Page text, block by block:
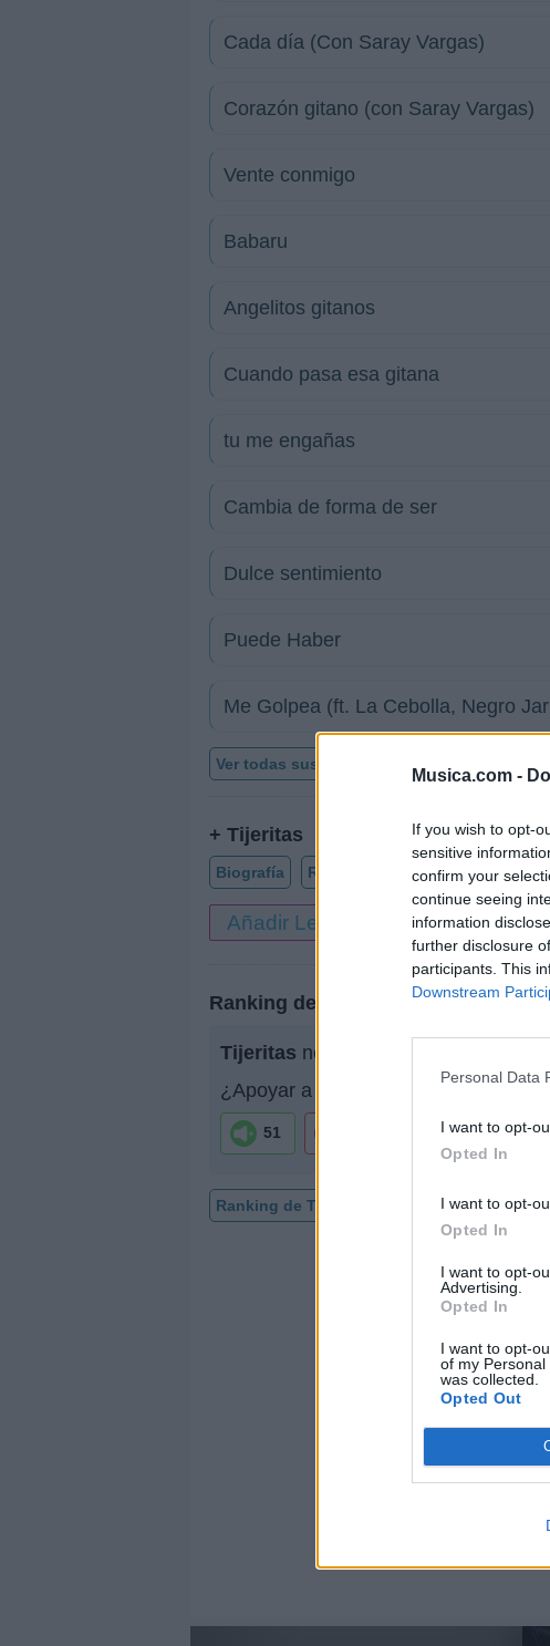
Musica.com -
If you wish to opt-
sensitive
confirm your
continue seeing
information
further disclosure
participants. This
Downstream
Personal Data
I want to opt-
Opted In
I want to opt-
Opted In
I want to opt-
Advertising.
Opted In
I want to opt-
of my
was collected.
Opted Out
Cada día (Con Saray Vargas)
Corazón gitano (con Saray Vargas)
Vente conmigo
Babaru
Angelitos gitanos
Cuando pasa esa gitana
tu me engañas
Cambia de forma de ser
Dulce sentimiento
Puede Haber
Me Golpea (ft. La Cebolla, Negro
Ver todas sus letras por orden alfabético
+ Tijeritas
Biografía Ranking Fotos Foro
Añadir Letra
Ranking de Tijeritas
Tijeritas no está entre los 500
¿Apoyar a Tijeritas?
51
Ranking de Tijeritas TOP Música